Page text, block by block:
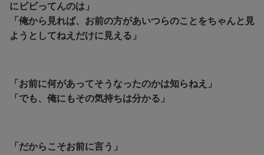
にビビってんのは」
「俺から見れば、お前の方があいつらのことをちゃんと見
ようとしてねえだけに見える」
「お前に何があってそうなったのかは知らねえ」
「でも、俺にもその気持ちは分かる」
「だからこそお前に言う」